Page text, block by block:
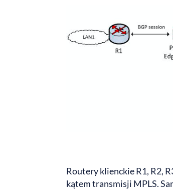
Routery klienckie R1, R2,
kątem transmisji MPLS.